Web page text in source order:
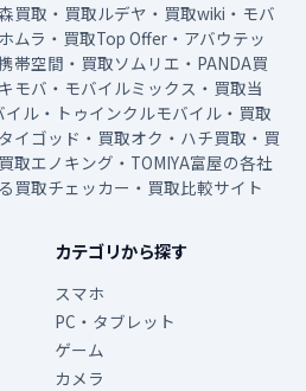
買取・買取ルデヤ・買取wiki・モバ
ムラ・買取Top Offer・アバウテッ
帯空間・買取ソムリエ・PANDA買
モバ・モバイルミックス・買取当
ル・トゥインクルモバイル・買取
イゴッド・買取オク・ハチ買取・買
取エノキング・TOMIYA富屋の各社
買取チェッカー・買取比較サイト
カテゴリから探す
スマホ
PC・タブレット
ゲーム
カメラ